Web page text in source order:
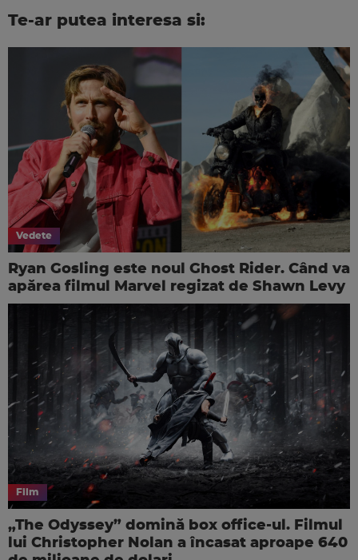
Te-ar putea interesa si:
Vedete
Ryan Gosling este noul Ghost Rider. Când va
apărea filmul Marvel regizat de Shawn Levy
Film
„The Odyssey” domină box office-ul. Filmul
lui Christopher Nolan a încasat aproape 640